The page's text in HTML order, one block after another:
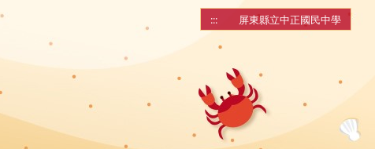
::: 屏東縣立中正國民中學